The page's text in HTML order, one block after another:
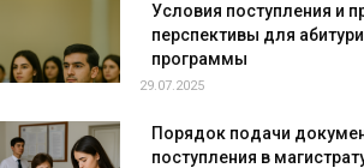
Условия поступления и
перспективы для
программы
29.07.2025
Порядок подачи
поступления в